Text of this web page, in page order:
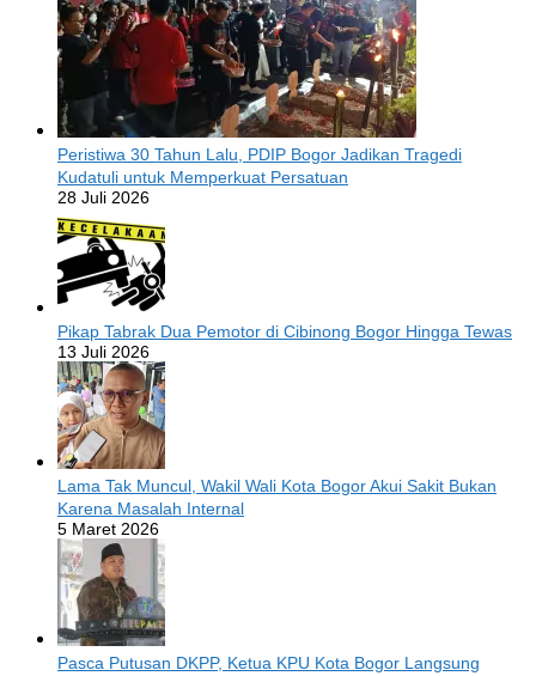
Peristiwa 30 Tahun Lalu, PDIP Bogor Jadikan Tragedi
Kudatuli untuk Memperkuat Persatuan
28 Juli 2026
Pikap Tabrak Dua Pemotor di Cibinong Bogor Hingga Tewas
13 Juli 2026
Lama Tak Muncul, Wakil Wali Kota Bogor Akui Sakit Bukan
Karena Masalah Internal
5 Maret 2026
Pasca Putusan DKPP, Ketua KPU Kota Bogor Langsung